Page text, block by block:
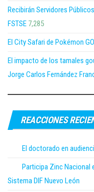
Recibirán Servidores
FSTSE 7,285
El City Safari de Pokémon
El impacto de los tamales
Jorge Carlos Fernández
REACCIONES
El doctorado en
Participa Zinc Nacional
Sistema DIF Nuevo León